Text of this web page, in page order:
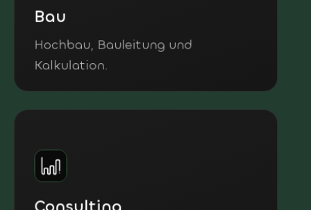
Bau
Kalkulation.